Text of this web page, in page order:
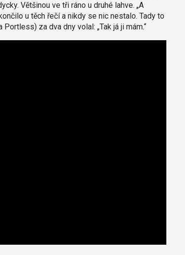
Většinou ve tři ráno u druhé lahve. „A
u těch řečí a nikdy se nic nestalo. Tady to
za dva dny volal: „Tak já ji mám.“